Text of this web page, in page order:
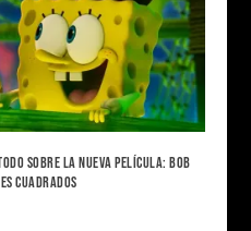
SOBRE LA NUEVA PELÍCULA: BOB
CUADRADOS